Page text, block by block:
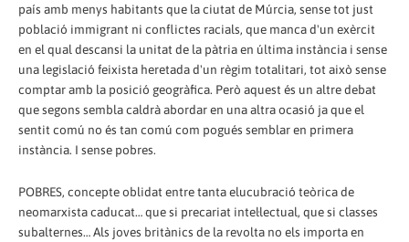
país amb menys habitants que la ciutat de Múrcia, sense tot just
població immigrant ni conflictes racials, que manca d'un exèrcit
en el qual descansi la unitat de la pàtria en última instància i sense
una legislació feixista heretada d'un règim totalitari, tot això sense
comptar amb la posició geogràfica. Però aquest és un altre debat
que segons sembla caldrà abordar en una altra ocasió ja que el
sentit comú no és tan comú com pogués semblar en primera
instància. I sense pobres.
POBRES, concepte oblidat entre tanta elucubració teòrica de
neomarxista caducat… que si precariat intel·lectual, que si classes
subalternes… Als joves britànics de la revolta no els importa en